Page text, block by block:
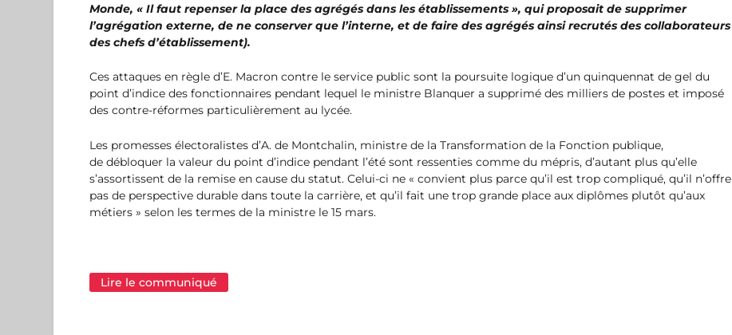
Monde, « Il faut repenser la place des agrégés dans les établissements », qui proposait de supprimer
l’agrégation externe, de ne conserver que l’interne, et de faire des agrégés ainsi recrutés des collaborateurs
des chefs d’établissement).
Ces attaques en règle d’E. Macron contre le service public sont la poursuite logique d’un quinquennat de gel du
point d’indice des fonctionnaires pendant lequel le ministre Blanquer a supprimé des milliers de postes et imposé
des contre-réformes particulièrement au lycée.
Les promesses électoralistes d’A. de Montchalin, ministre de la Transformation de la Fonction publique,
de débloquer la valeur du point d’indice pendant l’été sont ressenties comme du mépris, d’autant plus qu’elle
s’assortissent de la remise en cause du statut. Celui-ci ne « convient plus parce qu’il est trop compliqué, qu’il n’offre
pas de perspective durable dans toute la carrière, et qu’il fait une trop grande place aux diplômes plutôt qu’aux
métiers » selon les termes de la ministre le 15 mars.
Lire le communiqué